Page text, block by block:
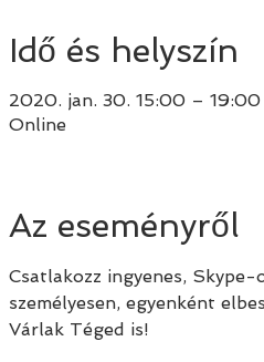
Idő és helyszín
2020. jan. 30. 15:00 – 19:00
Online
Az eseményről
Csatlakozz ingyenes,
személyesen, egyenként
Várlak Téged is!